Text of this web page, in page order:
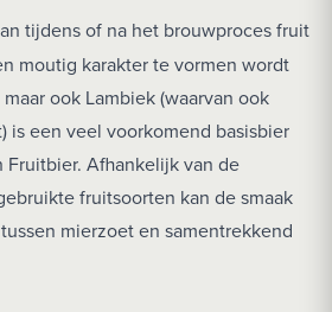
tijdens of na het brouwproces fruit
moutig karakter te vormen wordt
ook Lambiek (waarvan ook
is een veel voorkomend basisbier
Fruitbier. Afhankelijk van de
fruitsoorten kan de smaak
mierzoet en samentrekkend